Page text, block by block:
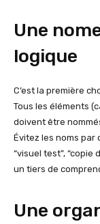
Une
logique
C’est la première
Tous les éléments
doivent être
Évitez les noms par
“visuel test”, “copie
un tiers de
Une